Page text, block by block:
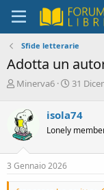
Sfide letterarie
Adotta un
C
a
t
o
r
e
Minerva6
D
a
d
i
31
isola74
Lonely
3 Gennaio 2026